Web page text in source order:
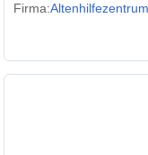
Firma: